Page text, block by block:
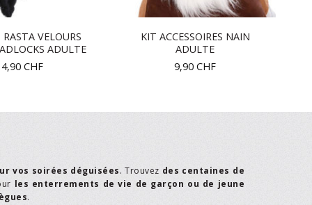
VELOURS
ADULTE
CHF
KIT ACCESSOIRES NAIN
ADULTE
9,90 CHF
vos soirées déguisées. Trouvez des centaines de
les enterrements de vie de garçon ou de jeune
.